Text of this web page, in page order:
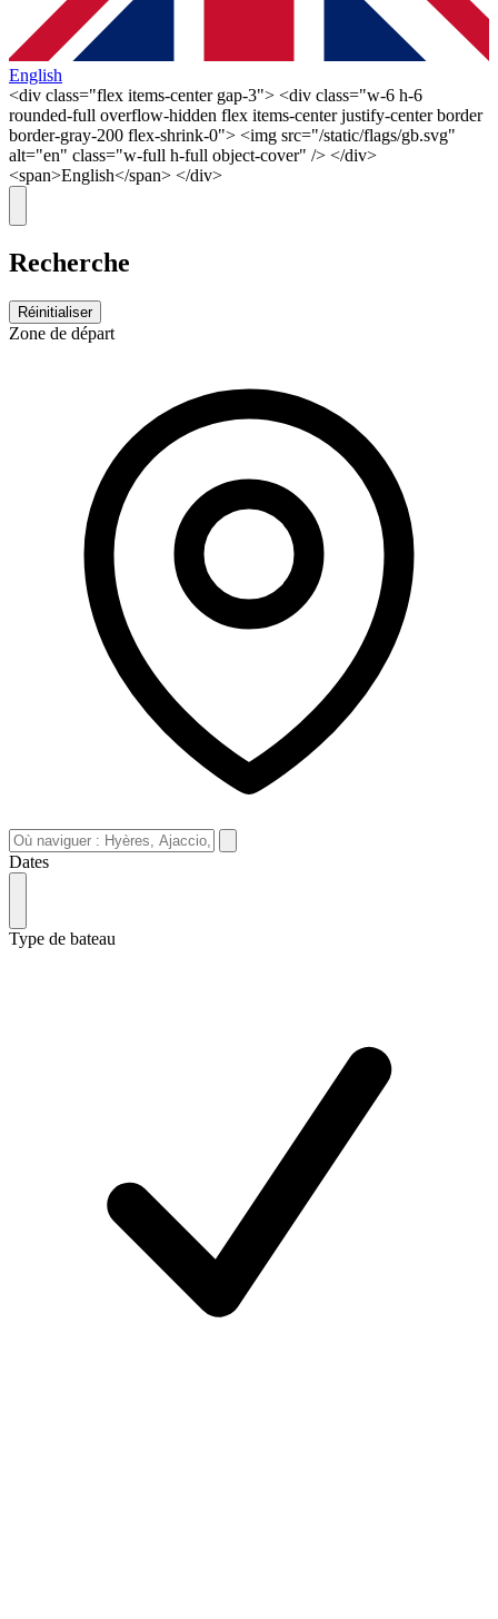
English
<div class="flex items-center gap-3"> <div class="w-6 h-6
rounded-full overflow-hidden flex items-center justify-center border
border-gray-200 flex-shrink-0"> <img src="/static/flags/gb.svg"
alt="en" class="w-full h-full object-cover" /> </div>
<span>English</span> </div>
Recherche
Réinitialiser
Zone de départ
Dates
Type de bateau